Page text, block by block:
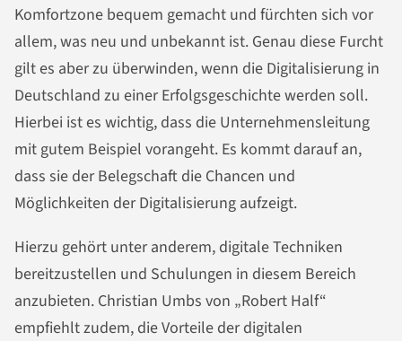
Komfortzone bequem gemacht und fürchten sich vor
allem, was neu und unbekannt ist. Genau diese Furcht
gilt es aber zu überwinden, wenn die Digitalisierung in
Deutschland zu einer Erfolgsgeschichte werden soll.
Hierbei ist es wichtig, dass die Unternehmensleitung
mit gutem Beispiel vorangeht. Es kommt darauf an,
dass sie der Belegschaft die Chancen und
Möglichkeiten der Digitalisierung aufzeigt.
Hierzu gehört unter anderem, digitale Techniken
bereitzustellen und Schulungen in diesem Bereich
anzubieten. Christian Umbs von „Robert Half“
empfiehlt zudem, die Vorteile der digitalen